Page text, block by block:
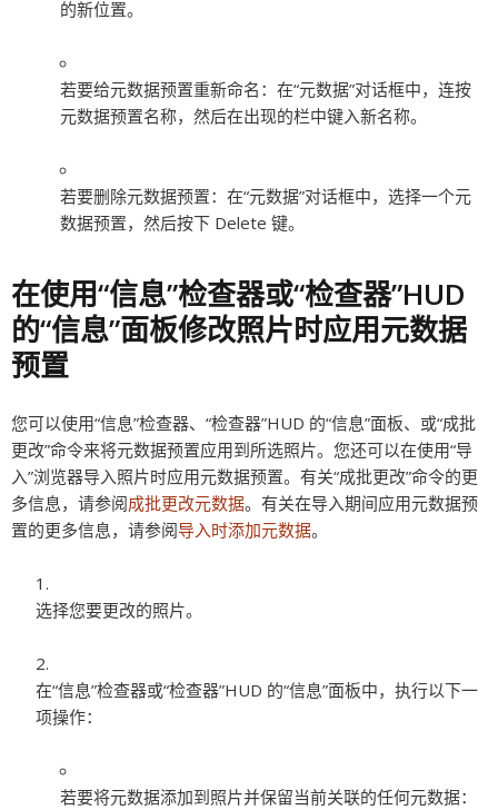
的新位置。
若要给元数据预置重新命名： 在“元数据”对话框中，连按
元数据预置名称，然后在出现的栏中键入新名称。
若要删除元数据预置： 在“元数据”对话框中，选择一个元
数据预置，然后按下 Delete 键。
在使用“信息”检查器或“检查器”HUD
的“信息”面板修改照片时应用元数据
预置
您可以使用“信息”检查器、“检查器”HUD 的“信息”面板、或“成批
更改”命令来将元数据预置应用到所选照片。您还可以在使用“导
入”浏览器导入照片时应用元数据预置。有关“成批更改”命令的更
多信息，请参阅成批更改元数据。有关在导入期间应用元数据预
置的更多信息，请参阅导入时添加元数据。
选择您要更改的照片。
在“信息”检查器或“检查器”HUD 的“信息”面板中，执行以下一
项操作：
若要将元数据添加到照片并保留当前关联的任何元数据：